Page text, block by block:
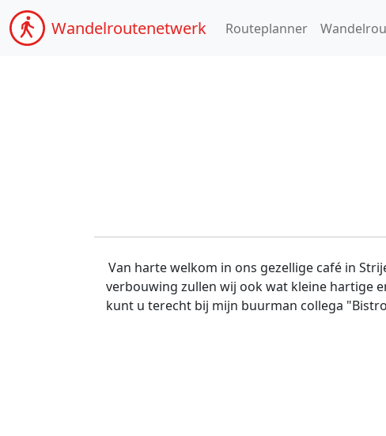
Wandelroutenetwerk Routeplanner
Van harte welkom in ons gezellige café in
verbouwing zullen wij ook wat kleine hartige
kunt u terecht bij mijn buurman collega